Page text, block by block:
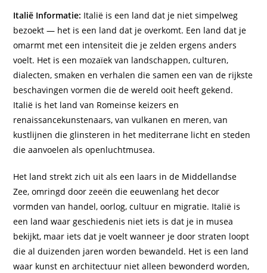
Italië Informatie: Italië is een land dat je niet simpelweg
bezoekt — het is een land dat je overkomt. Een land dat je
omarmt met een intensiteit die je zelden ergens anders
voelt. Het is een mozaïek van landschappen, culturen,
dialecten, smaken en verhalen die samen een van de rijkste
beschavingen vormen die de wereld ooit heeft gekend.
Italië is het land van Romeinse keizers en
renaissancekunstenaars, van vulkanen en meren, van
kustlijnen die glinsteren in het mediterrane licht en steden
die aanvoelen als openluchtmusea.
Het land strekt zich uit als een laars in de Middellandse
Zee, omringd door zeeën die eeuwenlang het decor
vormden van handel, oorlog, cultuur en migratie. Italië is
een land waar geschiedenis niet iets is dat je in musea
bekijkt, maar iets dat je voelt wanneer je door straten loopt
die al duizenden jaren worden bewandeld. Het is een land
waar kunst en architectuur niet alleen bewonderd worden,